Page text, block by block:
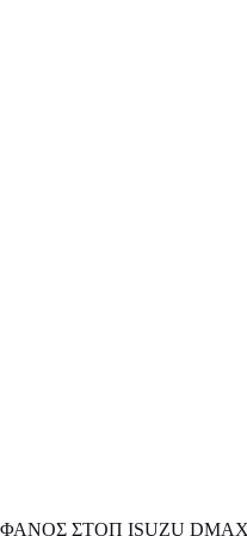
ΦΑΝΟΣ ΣΤΟΠ ISUZU DMAX